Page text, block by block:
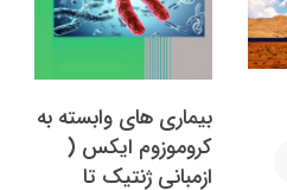
بیماری های وابسته به
کروموزوم ایکس (
ازمبانی ژنتیک تا